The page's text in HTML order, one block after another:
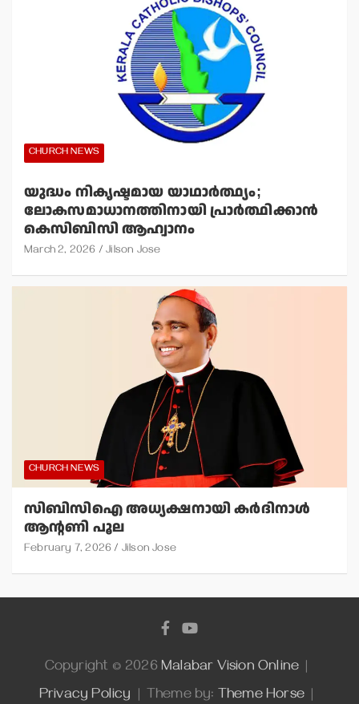
CHURCH NEWS
യുദ്ധം നികൃഷ്ടമായ യാഥാര്‍ത്ഥ്യം;
ലോകസമാധാനത്തിനായി പ്രാര്‍ത്ഥിക്കാന്‍
കെസിബിസി ആഹ്വാനം
March 2, 2026 Jilson Jose
CHURCH NEWS
സിബിസിഐ അധ്യക്ഷനായി കര്‍ദിനാള്‍
ആന്റണി പൂല
February 7, 2026 Jilson Jose
Copyright © 2026 Malabar Vision Online
Privacy Policy
Theme by: Theme Horse